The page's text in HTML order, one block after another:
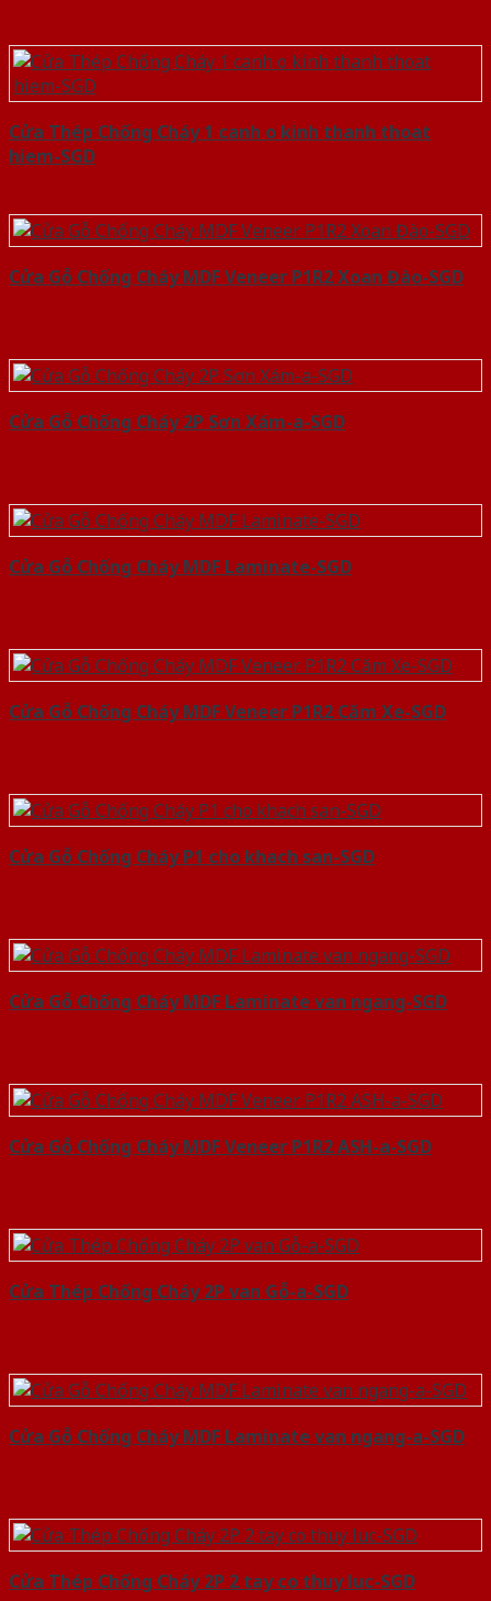
Cửa Thép Chống Cháy 1 canh o kinh thanh thoat
hiem-SGD
Cửa Gỗ Chống Cháy MDF Veneer P1R2 Xoan Đào-SGD
Cửa Gỗ Chống Cháy 2P Sơn Xám-a-SGD
Cửa Gỗ Chống Cháy MDF Laminate-SGD
Cửa Gỗ Chống Cháy MDF Veneer P1R2 Căm Xe-SGD
Cửa Gỗ Chống Cháy P1 cho khach san-SGD
Cửa Gỗ Chống Cháy MDF Laminate van ngang-SGD
Cửa Gỗ Chống Cháy MDF Veneer P1R2 ASH-a-SGD
Cửa Thép Chống Cháy 2P van Gỗ-a-SGD
Cửa Gỗ Chống Cháy MDF Laminate van ngang-a-SGD
Cửa Thép Chống Cháy 2P 2 tay co thuy luc-SGD